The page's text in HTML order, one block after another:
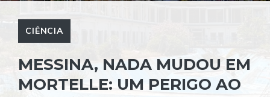
CIÊNCIA
MESSINA, NADA MUDOU EM
MORTELLE: UM PERIGO AO